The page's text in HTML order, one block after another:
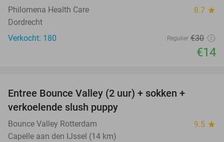
Philomena Health Care 8.7 star
Dordrecht
Verkocht: 180
Regulier €30
€14
Entree Bounce Valley (2 uur) + sokken +
verkoelende slush puppy
Bounce Valley Rotterdam 9.5 star
Capelle aan den IJssel (14 km)